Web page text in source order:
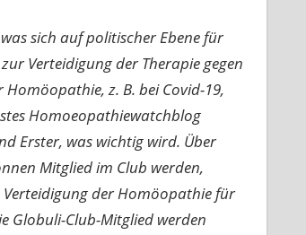
sich auf politischer Ebene für
Verteidigung der Therapie gegen
z. B. bei Covid-19,
Homoeopathiewatchblog
Erster, was wichtig wird. Über
Mitglied im Club werden,
der Homöopathie für
Globuli-Club-Mitglied werden